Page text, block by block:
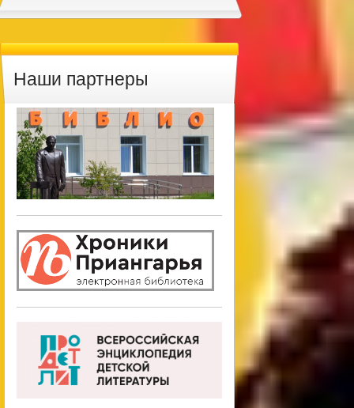
Наши партнеры